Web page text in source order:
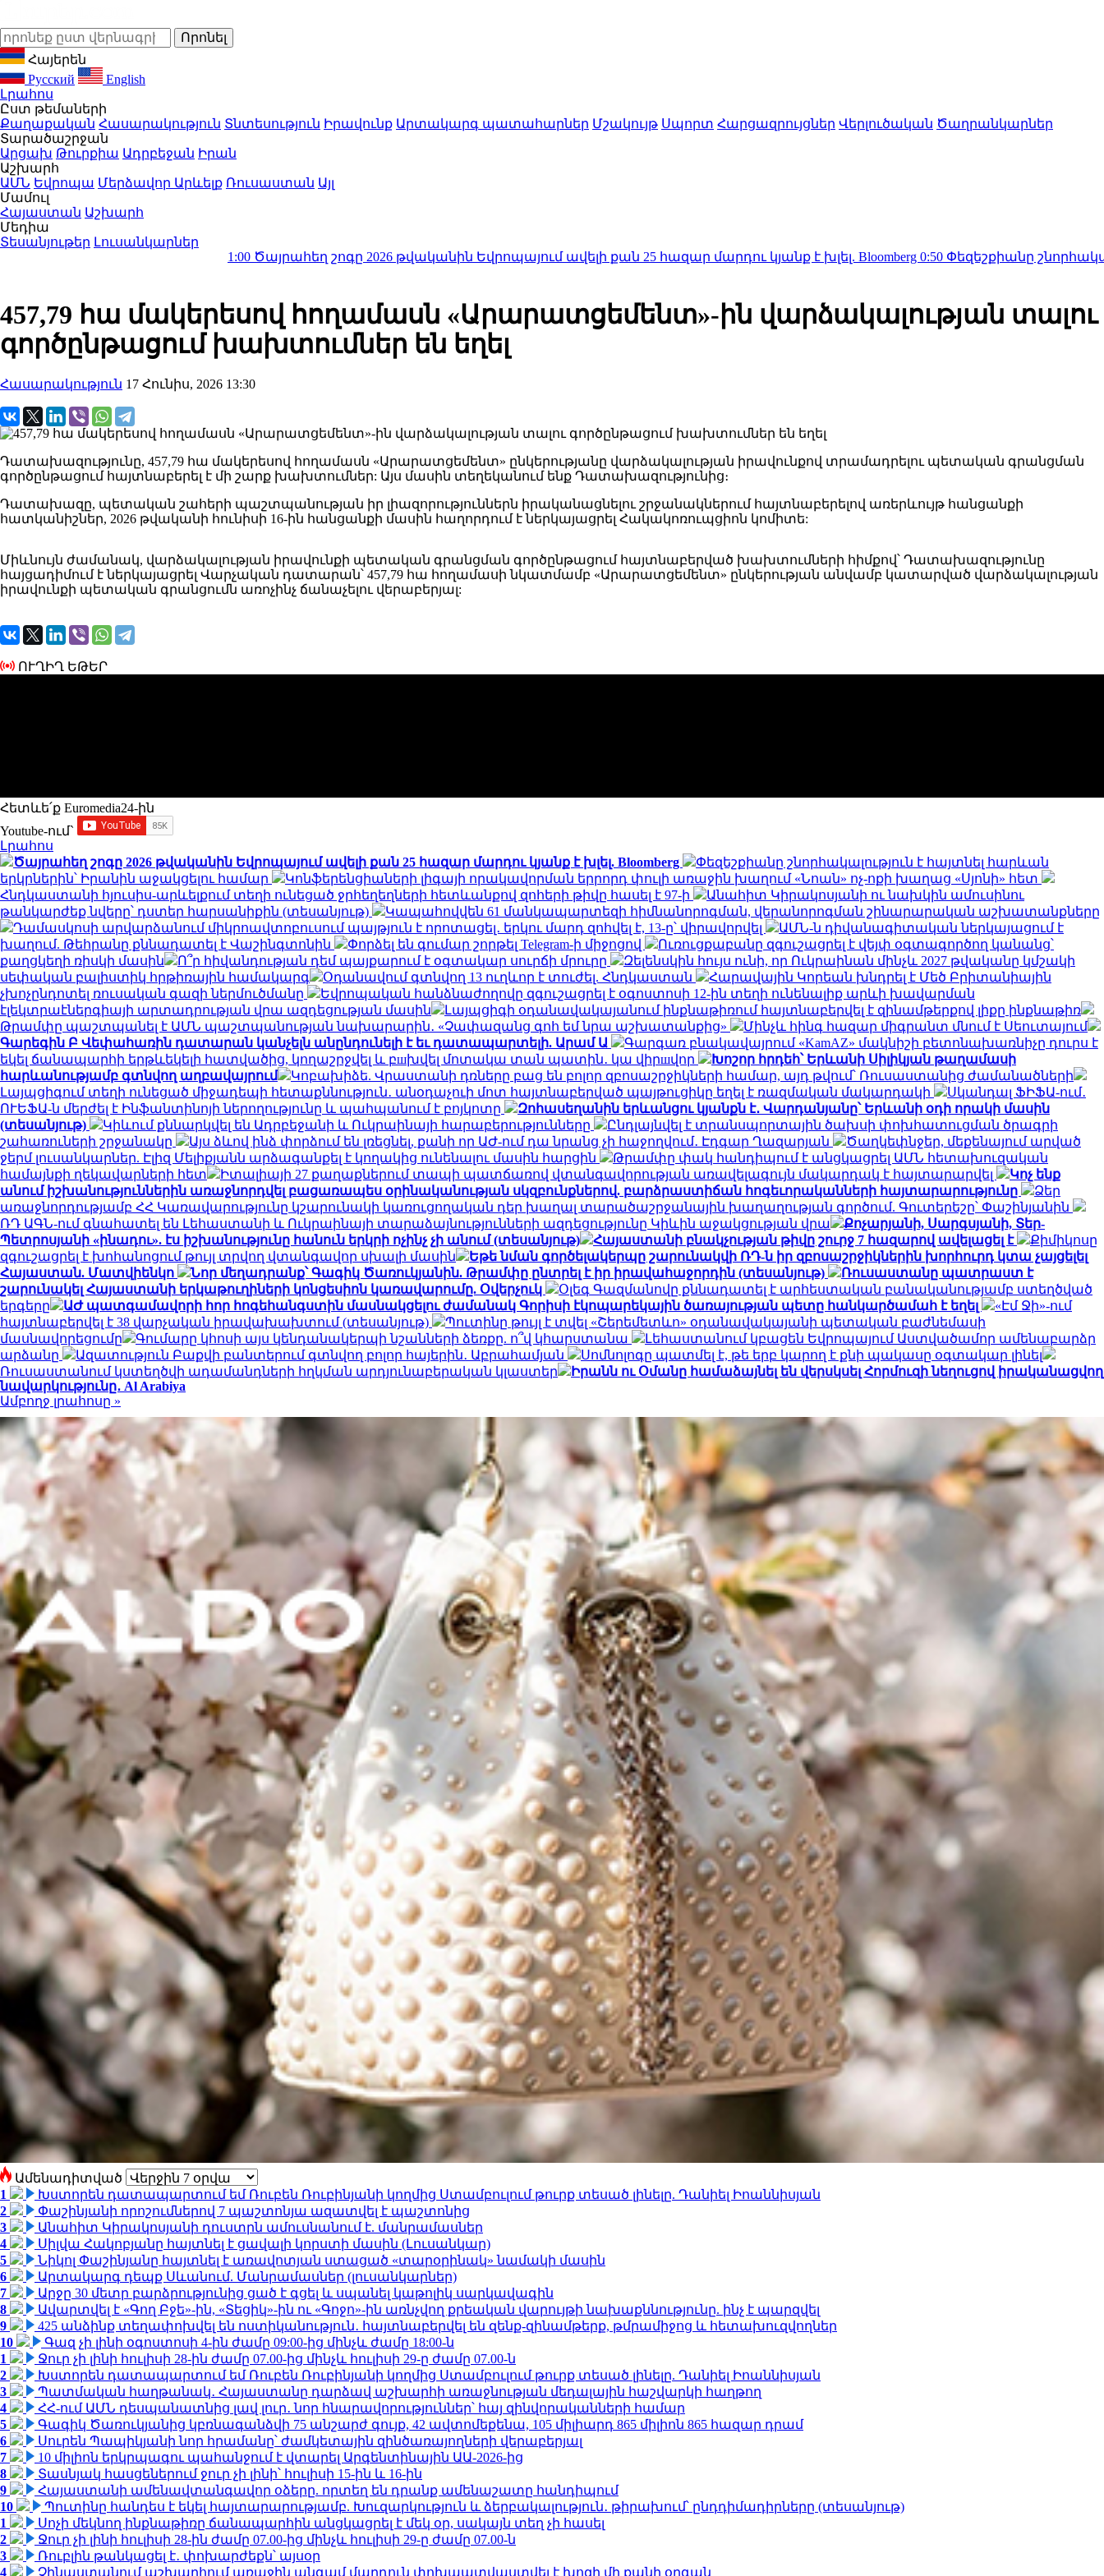
Հայերեն
Русский
English
Լրահոս
Ըստ թեմաների
Քաղաքական Հասարակություն Տնտեսություն Իրավունք Արտակարգ պատահարներ Մշակույթ Սպորտ Հարցազրույցներ Վերլուծական Ծաղրանկարներ
Տարածաշրջան
Արցախ Թուրքիա Ադրբեջան Իրան
Աշխարհ
ԱՄՆ Եվրոպա Մերձավոր Արևելք Ռուսաստան Այլ
Մամուլ
Հայաստան Աշխարհ
Մեդիա
Տեսանյութեր Լուսանկարներ
Ծայրահեղ շոգը 2026 թվականին Եվրոպայում ավելի քան 25 հազար մարդու կյանք է խլել. Bloomberg0:50Փեզեշքիանը շնորհակալություն
457,79 հա մակերեսով հողամասն «Արարատցեմենտ»-ին վարձակալության տալու
գործընթացում խախտումներ են եղել
Հասարակություն 17 Հունիս, 2026 13:30
Դատախազությունը, 457,79 հա մակերեսով հողամասն «Արարատցեմենտ» ընկերությանը վարձակալության իրավունքով տրամադրելու պետական գրանցման
գործընթացում հայտնաբերել է մի շարք խախտումներ: Այս մասին տեղեկանում ենք Դատախազությունից։
Դատախազը, պետական շահերի պաշտպանության իր լիազորություններն իրականացնելու շրջանակներում հայտնաբերելով առերևույթ հանցանքի
հատկանիշներ, 2026 թվականի հունիսի 16-ին հանցանքի մասին հաղորդում է ներկայացրել Հակակոռուպցիոն կոմիտե:
Միևնույն ժամանակ, վարձակալության իրավունքի պետական գրանցման գործընթացում հայտնաբերված խախտումների հիմքով՝ Դատախազությունը
հայցադիմում է ներկայացրել Վարչական դատարան՝ 457,79 հա հողամասի նկատմամբ «Արարատցեմենտ» ընկերության անվամբ կատարված վարձակալության
իրավունքի պետական գրանցումն առոչինչ ճանաչելու վերաբերյալ:
ՈՒՂԻՂ ԵԹԵՐ
Հետևե՛ք Euromedia24-ին
Youtube-ում`
Լրահոս
Ծայրահեղ շոգը 2026 թվականին Եվրոպայում ավելի քան 25 հազար մարդու կյանք է խլել. Bloomberg
Փեզեշքիանը շնորհակալություն է հայտնել հարևան
երկրներին՝ Իրանին աջակցելու համար
Կոնֆերենցիաների լիգայի որակավորման երրորդ փուլի առաջին խաղում «Նոան» ոչ-ոքի խաղաց «Սյոնի» հետ
Հնդկաստանի հյուսիս-արևելքում տեղի ունեցած ջրհեղեղների հետևանքով զոհերի թիվը հասել է 97-ի
Անահիտ Կիրակոսյանի ու նախկին ամուսինու
թանկարժեք նվերը՝ դստեր հարսանիքին (տեսանյութ)
Կապահովվեն 61 մանկապարտեզի հիմնանորոգման, վերանորոգման շինարարական աշխատանքները
Դամասկոսի արվարձանում միկրոավտոբուսում պայթյուն է որոտացել․ երկու մարդ զոհվել է, 13-ը՝ վիրավորվել
ԱՄՆ-ն դիվանագիտական ներկայացում է
խաղում. Թեհրանը քննադատել է Վաշինգտոնին
Փորձել են գումար շորթել Telegram-ի միջոցով
Ուռուցքաբանը զգուշացրել է վեյփ օգտագործող կանանց՝
քաղցկեղի ռիսկի մասին
Ո՞ր հիվանդության դեմ պայքարում է օգտակար սուրճի մրուրը
Զելենսկին հույս ունի, որ Ուկրաինան մինչև 2027 թվականը կմշակի
սեփական բալիստիկ հրթիռային համակարգ
Օդանավում գտնվող 13 ուղևոր է տուժել. Հնդկաստան
Հարավային Կորեան խնդրել է Մեծ Բրիտանիային
չխոչընդոտել ռուսական գազի ներմուծմանը
Եվրոպական հանձնաժողովը զգուշացրել է օգոստոսի 12-ին տեղի ունենալիք արևի խավարման
էլեկտրաէներգիայի արտադրության վրա ազդեցության մասին
Լայպցիգի օդանավակայանում ինքնաթիռում հայտնաբերվել է զինամթերքով լիքը ինքնաթիռ
Թրամփը պաշտպանել է ԱՄՆ պաշտպանության նախարարին․ «Չափազանց գոհ եմ նրա աշխատանքից»
Մինչև հինգ հազար միգրանտ մնում է Սեուտայում
Գարեգին Բ Վեփահառին դատարան կանչելն անընդունելի է եւ դատապարտելի. Արամ Ա
Գարգառ բնակավայրում «KamAZ» մակնիշի բետոնախառնիչը դուրս է
եկել ճանապարհի երթևեկելի հատվածից, կողաշրջվել և բшխվել մոտակա տան պատին․ կա վիրшվոր
Խոշոր հրդեհ՝ Երևանի Սիլիկյան թաղամասի
հարևանությամբ գտնվող աղբավայրում
Կոբախիձե. Վրաստանի դռները բաց են բոլոր զբոսաշրջիկների համար, այդ թվում՝ Ռուսաստանից ժամանածների
Լայպցիգում տեղի ունեցած միջադեպի հետաքննություն․ անօդաչուի մոտ հայտնաբերված պայթուցիկը եղել է ռազմական մակարդակի
Սկանդալ ՖԻՖԱ-ում․
ՈՒԵՖԱ-ն մերժել է Ինֆանտինոյի ներողությունը և պահպանում է բոյկոտը
Զոհասեղանին երևանցու կյանքն է․ Վարդանյանը՝ Երևանի օդի որակի մասին
(տեսանյութ)
Կիևում քննարկվել են Ադրբեջանի և Ուկրաինայի հարաբերությունները
Ընդլայնվել է տրանսպորտային ծախսի փոխհատուցման ծրագրի
շահառուների շրջանակը
Այս ձևով ինձ փորձում են լռեցնել, քանի որ ԱԺ-ում դա նրանց չի հաջողվում․ Էդգար Ղազարյան
Ծաղկեփնջեր, մեքենայում արված
ջերմ լուսանկարներ. Էլիզ Մելիքյանն արձագանքել է կողակից ունենալու մասին հարցին
Թրամփը փակ հանդիպում է անցկացրել ԱՄՆ հետախուզական
համայնքի ղեկավարների հետ
Իտալիայի 27 քաղաքներում տապի պատճառով վտանգավորության առավելագույն մակարդակ է հայտարարվել
Կոչ ենք
անում իշխանություններին առաջնորդվել բացառապես օրինականության սկզբունքներով. բարձրաստիճան հոգեւորականների հայտարարությունը
Ձեր
առաջնորդությամբ ՀՀ Կառավարությունը կշարունակի կառուցողական դեր խաղալ տարածաշրջանային խաղաղության գործում. Գուտերեշը՝ Փաշինյանին
ՌԴ ԱԳՆ-ում գնահատել են Լեհաստանի և Ուկրաինայի տարաձայնությունների ազդեցությունը Կիևին աջակցության վրա
Քոչարյանի, Սարգսյանի, Տեր-
Պետրոսյանի «ինադու». էս իշխանությունը հանուն երկրի ոչինչ չի անում (տեսանյութ)
Հայաստանի բնակչության թիվը շուրջ 7 հազարով ավելացել է
Քիմիկոսը
զգուշացրել է խոհանոցում թույլ տրվող վտանգավոր սխալի մասին
Եթե նման գործելակերպը շարունակվի ՌԴ-ն իր զբոսաշրջիկներին խորհուրդ կտա չայցելել
Հայաստան. Մատվիենկո
Նոր մեղադրանք՝ Գագիկ Ծառուկյանին. Թրամփը ընտրել է իր իրավահաջորդին (տեսանյութ)
Ռուսաստանը պատրաստ է
շարունակել Հայաստանի երկաթուղիների կոնցեսիոն կառավարումը. Օվերչուկ
Օլեգ Գազմանովը քննադատել է արհեստական բանականությամբ ստեղծված
երգերը
ԱԺ պատգամավորի հոր հոգեհանգստին մասնակցելու ժամանակ Գորիսի էկոպարեկային ծառայության պետը հանկարծամահ է եղել
«Էմ Ջի»-ում
հայտնաբերվել է 38 վարչական իրավախախտում (տեսանյութ)
Պուտինը թույլ է տվել «Շերեմետևո» օդանավակայանի պետական բաժնեմասի
մասնավորեցումը
Գումարը կհոսի այս կենդանակերպի նշանների ձեռքը. ո՞վ կհարստանա
Լեհաստանում կբացեն Եվրոպայում Աստվածամոր ամենաբարձր
արձանը
Ազատություն Բաքվի բանտերում գտնվող բոլոր հայերին․ Աբրահամյան
Սոմնոլոգը պատմել է, թե երբ կարող է քնի պակասը օգտակար լինել
Ռուսաստանում կստեղծվի ադամանդների հղկման արդյունաբերական կլաստեր
Իրանն ու Օմանը համաձայնել են վերսկսել Հորմուզի նեղուցով իրականացվող
նավարկությունը․ Al Arabiya
Ամբողջ լրահոսը »
Ամենադիտված
1
Խստորեն դատապարտում եմ Ռուբեն Ռուբինյանի կողմից Ստամբուլում թուրք տեսած լինելը. Դանիել Իոաննիսյան
2
Փաշինյանի որոշումներով 7 պաշտոնյա ազատվել է պաշտոնից
3
Անահիտ Կիրակոսյանի դուստրն ամուսնանում է. մանրամասներ
4
Սիլվա Հակոբյանը հայտնել է ցավալի կորստի մասին (Լուսանկար)
5
Նիկոլ Փաշինյանը հայտնել է առավոտյան ստացած «տարօրինակ» նամակի մասին
6
Արտակարգ դեպք Սևանում. Մանրամասներ (լուսանկարներ)
7
Արջը 30 մետր բարձրությունից ցած է գցել և սպանել կաթոլիկ սարկավագին
8
Ավարտվել է «Գող Բջե»-ին, «Տեցիկ»-ին ու «Գոջո»-ին առնչվող քրեական վարույթի նախաքննությունը. ինչ է պարզվել
9
425 անձինք տեղափոխվել են ոստիկանություն․ հայտնաբերվել են զենք-զինամթերք, թմրամիջոց և հետախուզվողներ
10
Գազ չի լինի օգոստոսի 4-ին ժամը 09:00-ից մինչև ժամը 18:00-ն
1
Ջուր չի լինի հուլիսի 28-ին ժամը 07.00-ից մինչև հուլիսի 29-ը ժամը 07.00-ն
2
Խստորեն դատապարտում եմ Ռուբեն Ռուբինյանի կողմից Ստամբուլում թուրք տեսած լինելը. Դանիել Իոաննիսյան
3
Պատմական հաղթանակ․ Հայաստանը դարձավ աշխարհի առաջնության մեդալային հաշվարկի հաղթող
4
ՀՀ-ում ԱՄՆ դեսպանատնից լավ լուր․ նոր հնարավորություններ՝ հայ զինվորականների համար
5
Գագիկ Ծառուկյանից կբռնագանձվի 75 անշարժ գույք, 42 ավտոմեքենա, 105 միլիարդ 865 միլիոն 865 հազար դրամ
6
Սուրեն Պապիկյանի նոր հրամանը՝ ժամկետային զինծառայողների վերաբերյալ
7
10 միլիոն երկրպագու պահանջում է վտարել Արգենտինային ԱԱ-2026-ից
8
Տասնյակ հասցեներում ջուր չի լինի՝ հուլիսի 15-ին և 16-ին
9
Հայաստանի ամենավտանգավոր օձերը. որտեղ են դրանք ամենաշատը հանդիպում
10
Պուտինը հանդես է եկել հայտարարությամբ. Խուզարկություն և ձերբակալություն․ թիրախում՝ ընդդիմադիրները (տեսանյութ)
1
Սոչի մեկնող ինքնաթիռը ճանապարհին անցկացրել է մեկ օր, սակայն տեղ չի հասել
2
Ջուր չի լինի հուլիսի 28-ին ժամը 07.00-ից մինչև հուլիսի 29-ը ժամը 07.00-ն
3
Ռուբլին թանկացել է․ փոխարժեքն՝ այսօր
4
Չինաստանում աշխարհում առաջին անգամ մարդուն փոխպատվաստվել է խոզի մի քանի օրգան